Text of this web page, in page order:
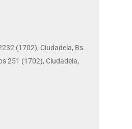
(1702), Ciudadela, Bs.
251 (1702), Ciudadela,